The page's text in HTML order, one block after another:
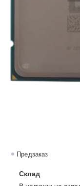
Предзаказ
Склад